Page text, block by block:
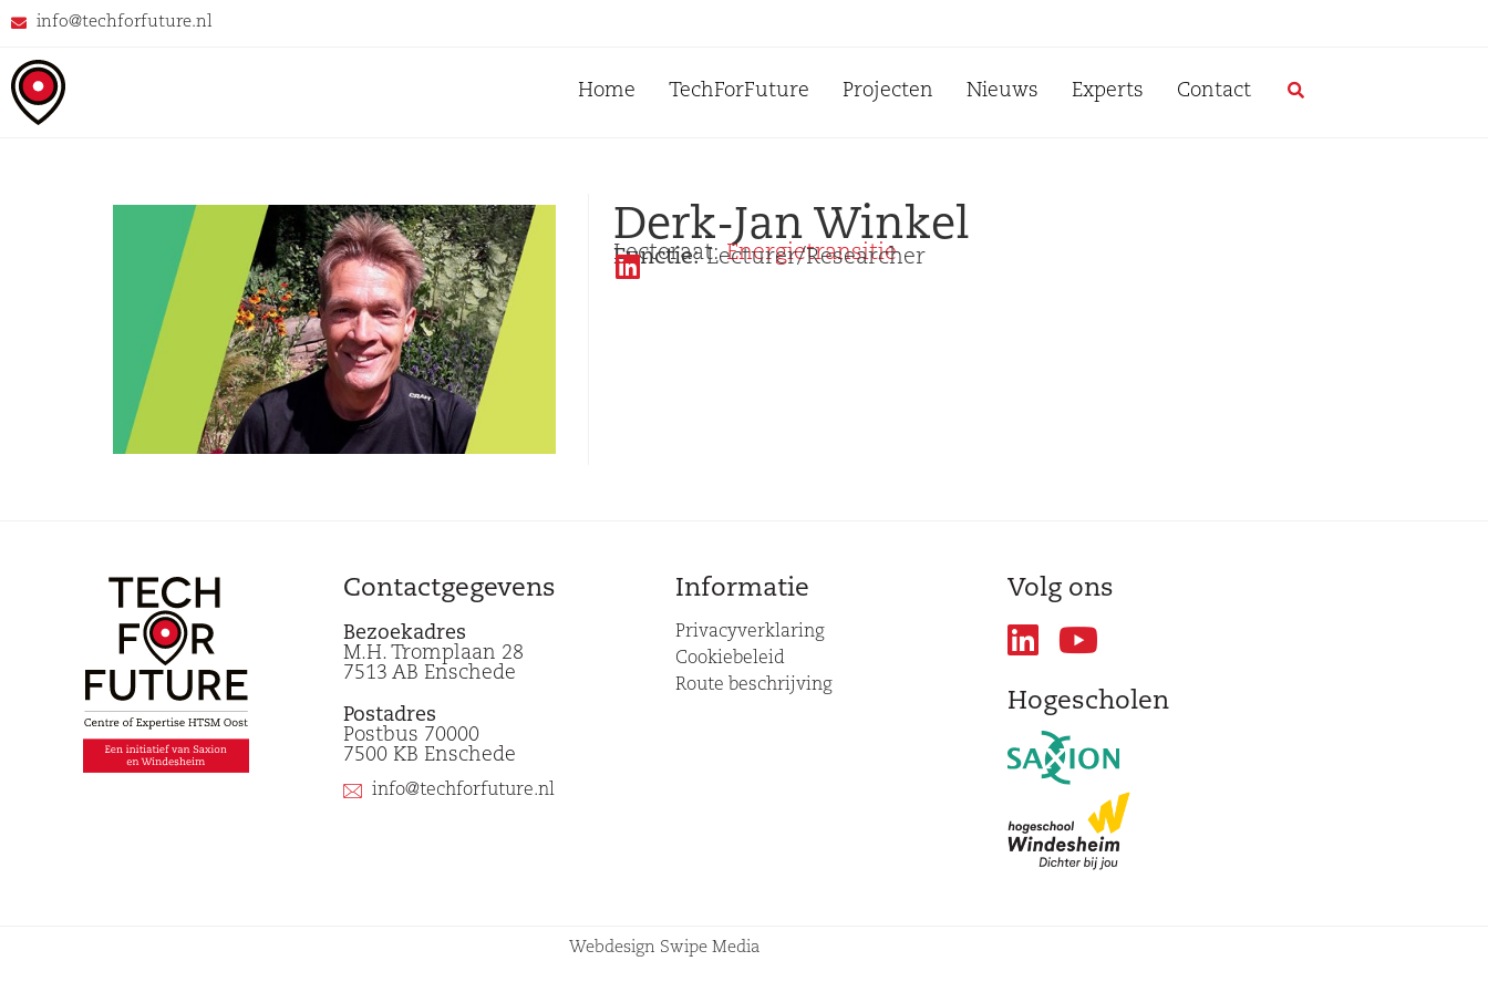
info@techforfuture.nl
Home TechForFuture Projecten Nieuws Experts Contact
Derk-Jan Winkel
Lectoraat:Energietransitie
Functie:Lecturer/Researcher
Contactgegevens
Bezoekadres
M.H. Tromplaan 28
7513 AB Enschede
Postadres
Postbus 70000
7500 KB Enschede
info@techforfuture.nl
Informatie
Privacyverklaring
Cookiebeleid
Route beschrijving
Volg ons
Hogescholen
Webdesign Swipe Media